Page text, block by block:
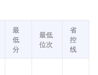
最
低
分
最低
位次
省
控
线